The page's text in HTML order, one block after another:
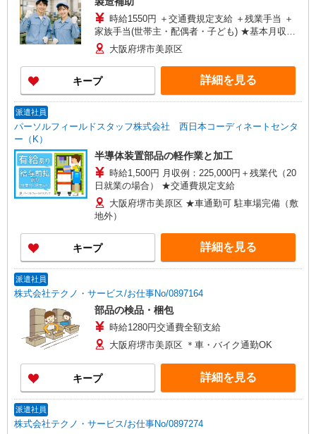
時給1550円 ＋交通費規定支給 ＋残業手当 ＋
家族手当(世帯主・配偶者・子ども) ★基本月収
例：255,750円 （時給1,550円×7時間30分×月22日
勤務の場合） ※ここに交通費、残業手当、家族手
当などがプラス！ ☆勤務後すぐに受け取れる前払
い制度完備！
大阪府堺市美原区
キープ 詳細を見る
派遣社員
パーソルフィールドスタッフ株式会社 西日本コーディネートセンタ
ー（K）
半導体装置部品の軽作業と加工
時給1,500円 月収例：225,000円＋残業代（20
日就業の場合） ★交通費規定支給
大阪府堺市美原区 ★車通勤可 駐車場完備（敷
地外）
キープ 詳細を見る
派遣社員
株式会社テクノ・サービス/お仕事No/0897164
部品の検品・梱包
時給1280円交通費全額支給
大阪府堺市美原区 ＊車・バイク通勤OK
キープ 詳細を見る
派遣社員
株式会社テクノ・サービス/お仕事No/0897274